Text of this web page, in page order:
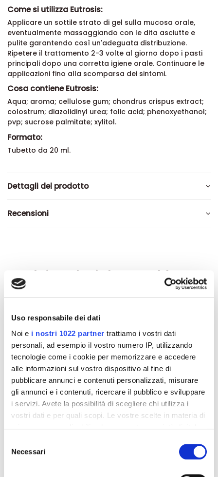
Uso responsabile dei dati
Noi e i nostri 1022 partner trattiamo i vostri dati
personali, ad esempio il vostro numero IP, utilizzando
tecnologie come i cookie per memorizzare e accedere
alle informazioni sul vostro dispositivo al fine di
pubblicare annunci e contenuti personalizzati, misurare
gli annunci e i contenuti, ricercare il pubblico e sviluppare
i servizi. Avete la possibilità di scegliere chi utilizza i
vostri dati e per quali scopi. Le vostre scelte in materia di
modificare o revocare il proprio consenso in qualsiasi
momento dalla Dichiarazione sui cookie o facendo clic
delNecessari
Come si utilizza Eutrosis:
Applicare un sottile strato di gel sulla mucosa orale,
eventualmente massaggiando con le dita asciutte e
pulite garantendo così un'adeguata distribuzione.
Ripetere il trattamento 2-3 volte al giorno dopo i pasti
principali dopo una corretta igiene orale. Continuare le
applicazioni fino alla scomparsa dei sintomi.
Cosa contiene Eutrosis:
Aqua; aroma; cellulose gum; chondrus crispus extract;
colostrum; diazolidinyl urea; folic acid; phenoxyethanol;
pvp; sucrose palmitate; xylitol.
Formato:
Tubetto da 20 ml.
Dettagli del prodotto
Recensioni
Altri prodotti che potrebbero
Amin 21 K al cacao - 21
Amin 21 K neutro
55,18 €